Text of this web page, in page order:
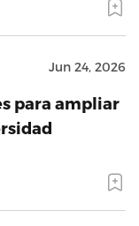
Jun 24, 2026
para ampliar